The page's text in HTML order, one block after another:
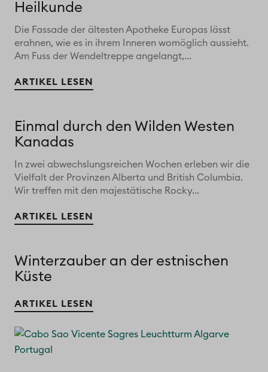
Heilkunde
Die Fassade der ältesten Apotheke Europas lässt
erahnen, wie es in ihrem Inneren womöglich aussieht.
Am Fuss der Wendeltreppe angelangt,...
ARTIKEL LESEN
Einmal durch den Wilden Westen
Kanadas
In zwei abwechslungsreichen Wochen erleben wir die
Vielfalt der Provinzen Alberta und British Columbia.
Wir treffen mit den majestätische Rocky...
ARTIKEL LESEN
Winterzauber an der estnischen
Küste
ARTIKEL LESEN